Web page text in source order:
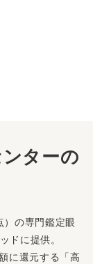
ターの
）の専門鑑定眼
ドに提供。
に還元する「高